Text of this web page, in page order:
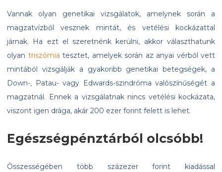
Vannak olyan genetikai vizsgálatok, amelynek során a
magzatvízből vesznek mintát, és vetélési kockázattal
járnak. Ha ezt el szeretnénk kerülni, akkor választhatunk
olyan triszómia tesztet, amelyek során az anyai vérből vett
mintából vizsgálják a gyakoribb genetikai betegségek, a
Down-, Patau- vagy Edwards-szindróma valószínűségét a
magzatnál. Ennek a vizsgálatnak nincs vetélési kockázata,
viszont igen drága, akár 200 ezer forint felett is lehet.
Egészségpénztárból olcsóbb!
Összességében több százezer forint kiadással